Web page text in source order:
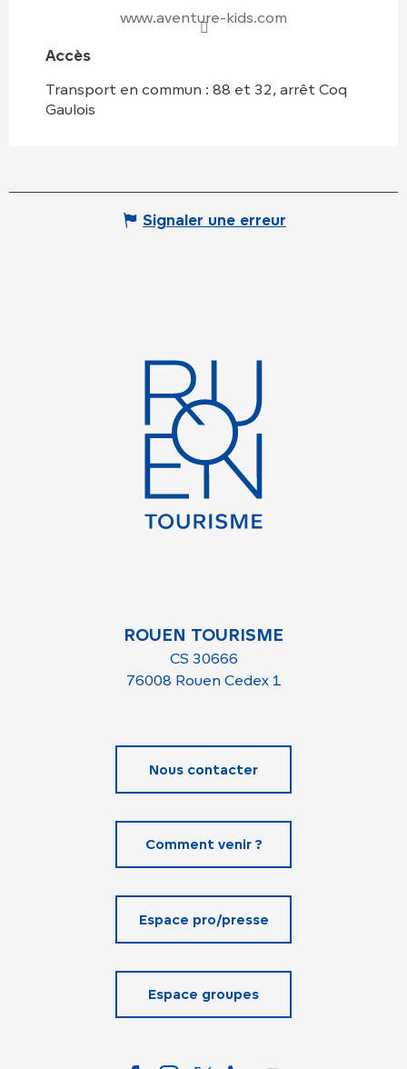
www.aventure-kids.com
Accès
Accès
Transport en commun : 88 et 32, arrêt Coq
Gaulois
Signaler une erreur
ROUEN TOURISME
CS 30666
76008 Rouen Cedex 1
Nous contacter
Comment venir ?
Espace pro/presse
Espace groupes